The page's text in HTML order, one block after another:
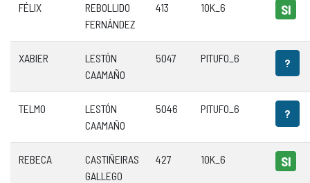
FÉLIX
REBOLLIDO
FERNÁNDEZ
413 10K_6 SI
XABIER
LESTÓN
CAAMAÑO
5047 PITUFO_6 ?
TELMO
LESTÓN
CAAMAÑO
5046 PITUFO_6 ?
REBECA
CASTIÑEIRAS
GALLEGO
427 10K_6 SI